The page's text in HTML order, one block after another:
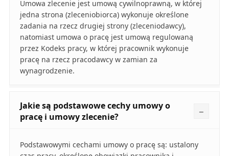
Umowa zlecenie jest umową cywilnoprawną, w której
jedna strona (zleceniobiorca) wykonuje określone
zadania na rzecz drugiej strony (zleceniodawcy),
natomiast umowa o pracę jest umową regulowaną
przez Kodeks pracy, w której pracownik wykonuje
pracę na rzecz pracodawcy w zamian za
wynagrodzenie.
Jakie są podstawowe cechy umowy o
pracę i umowy zlecenie?
Podstawowymi cechami umowy o pracę są: ustalony